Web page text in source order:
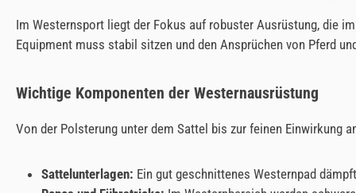
Im Westernsport liegt der Fokus auf robuster Ausrüstung, die
Equipment muss stabil sitzen und den Ansprüchen von Pferd
Wichtige Komponenten der Westernausrüstung
Von der Polsterung unter dem Sattel bis zur feinen Einwirkung
Sattelunterlagen: Ein gut geschnittenes Westernpad